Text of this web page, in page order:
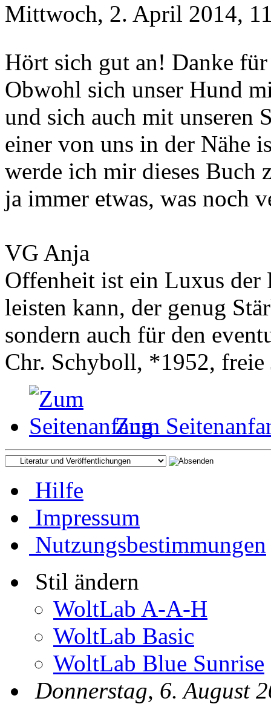
Mittwoch, 2. April 2014,
Hört sich gut an! Danke
Obwohl sich unser Hund
und sich auch mit unseren
einer von uns in der Nähe
werde ich mir dieses Buch
ja immer etwas, was noch
VG Anja
Offenheit ist ein Luxus der
leisten kann, der genug
sondern auch für den
Chr. Schyboll, *1952, freie
Zum
Hilfe
Impressum
Nutzungsbestimmungen
Stil ändern
WoltLab A-A-H
WoltLab Basic
WoltLab Blue Sunrise
Donnerstag, 6. August